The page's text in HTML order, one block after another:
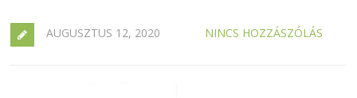
AUGUSZTUS 12, 2020 NINCS HOZZÁSZÓLÁS